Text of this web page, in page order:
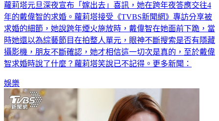
蘿莉塔元旦深夜宣布「嫁出去」喜訊，她在跨年夜答應交往4
年的戴偉智的求婚。蘿莉塔接受《TVBS新聞網》專訪分享被
求婚的細節，她說跨年煙火施放時，戴偉智在她面前下跪，當
時她還以為綜藝節目在拍整人單元，眼神不斷搜索是否有隱藏
攝影機，朋友不斷確認，她才相信這一切次是真的，至於戴偉
智求婚時說了什麼？蘿莉塔笑說已不記得。更多新聞：
娛樂